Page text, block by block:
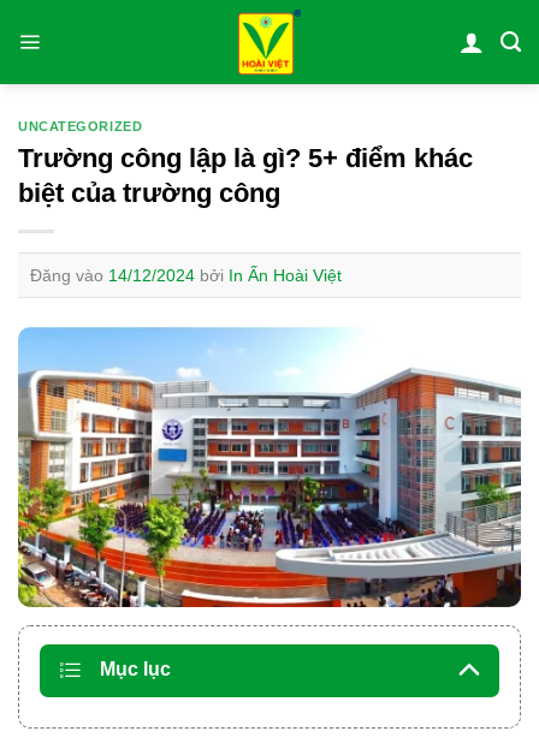
qua
UNCATEGORIZED
Trường công lập là gì? 5+ điểm khác
biệt của trường công
Đăng vào 14/12/2024 bởi In Ấn Hoài Việt
Mục lục